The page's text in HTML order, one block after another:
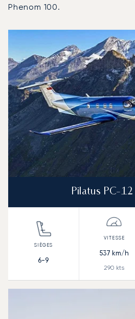
Phenom 100.
Photo de l'aéronef
Modèle
Vitesse (km/h)
Vitesse
Autonomie (NM)
Pilatus PC-12
6-9
537 km/h
290 kts